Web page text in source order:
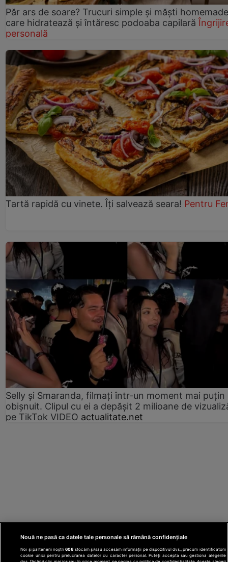
Păr ars de soare? Trucuri simple și măști homemade
care hidratează și întăresc podoaba capilară
personală
Tartă rapidă cu vinete. Îți salvează seara! Pentru
Selly și Smaranda, filmați într-un moment mai puțin
obișnuit. Clipul cu ei a depășit 2 milioane de
pe TikTok VIDEO actualitate.net
Nouă ne pasă ca datele tale personale să rămână confidențiale
Noi și partenerii noștri606 stocăm și/sau accesăm informații pe dispozitivul dvs., precum identificatorii
cookie unici pentru prelucrarea datelor cu caracter personal. Puteți accepta sau gestiona alegerile